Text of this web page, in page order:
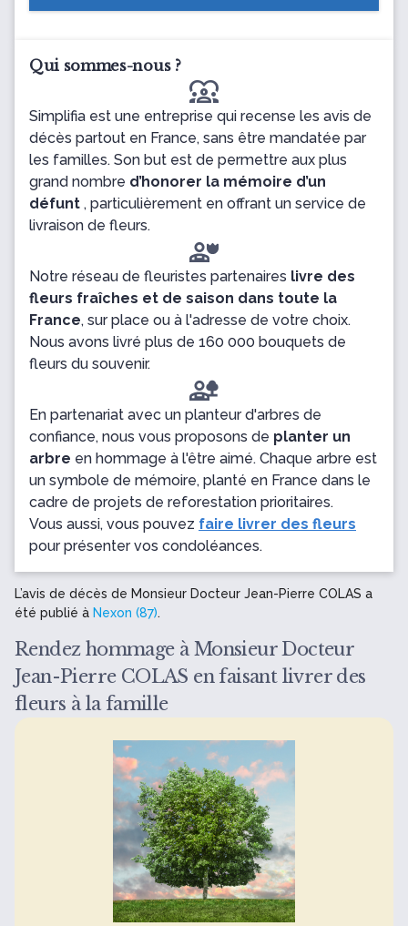
Qui sommes-nous ?
diversity_1
Simplifia est une entreprise qui recense les avis de
décès partout en France, sans être mandatée par
les familles. Son but est de permettre aux plus
grand nombre d’honorer la mémoire d’un
défunt , particulièrement en offrant un service de
livraison de fleurs.
Notre réseau de fleuristes partenaires livre des
fleurs fraîches et de saison dans toute la
France, sur place ou à l'adresse de votre choix.
Nous avons livré plus de 160 000 bouquets de
fleurs du souvenir.
En partenariat avec un planteur d'arbres de
confiance, nous vous proposons de planter un
arbre en hommage à l'être aimé. Chaque arbre est
un symbole de mémoire, planté en France dans le
cadre de projets de reforestation prioritaires.
Vous aussi, vous pouvez faire livrer des fleurs
pour présenter vos condoléances.
L’avis de décès de Monsieur Docteur Jean-Pierre COLAS a
été publié à Nexon (87).
Rendez hommage à Monsieur Docteur
Jean-Pierre COLAS en faisant livrer des
fleurs à la famille